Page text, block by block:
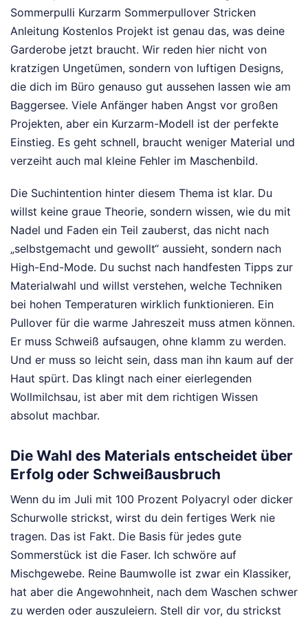
Sommerpulli Kurzarm Sommerpullover Stricken
Anleitung Kostenlos Projekt ist genau das, was deine
Garderobe jetzt braucht. Wir reden hier nicht von
kratzigen Ungetümen, sondern von luftigen Designs,
die dich im Büro genauso gut aussehen lassen wie am
Baggersee. Viele Anfänger haben Angst vor großen
Projekten, aber ein Kurzarm-Modell ist der perfekte
Einstieg. Es geht schnell, braucht weniger Material und
verzeiht auch mal kleine Fehler im Maschenbild.
Die Suchintention hinter diesem Thema ist klar. Du
willst keine graue Theorie, sondern wissen, wie du mit
Nadel und Faden ein Teil zauberst, das nicht nach
„selbstgemacht und gewollt“ aussieht, sondern nach
High-End-Mode. Du suchst nach handfesten Tipps zur
Materialwahl und willst verstehen, welche Techniken
bei hohen Temperaturen wirklich funktionieren. Ein
Pullover für die warme Jahreszeit muss atmen können.
Er muss Schweiß aufsaugen, ohne klamm zu werden.
Und er muss so leicht sein, dass man ihn kaum auf der
Haut spürt. Das klingt nach einer eierlegenden
Wollmilchsau, ist aber mit dem richtigen Wissen
absolut machbar.
Die Wahl des Materials entscheidet über
Erfolg oder Schweißausbruch
Wenn du im Juli mit 100 Prozent Polyacryl oder dicker
Schurwolle strickst, wirst du dein fertiges Werk nie
tragen. Das ist Fakt. Die Basis für jedes gute
Sommerstück ist die Faser. Ich schwöre auf
Mischgewebe. Reine Baumwolle ist zwar ein Klassiker,
hat aber die Angewohnheit, nach dem Waschen schwer
zu werden oder auszuleiern. Stell dir vor, du strickst